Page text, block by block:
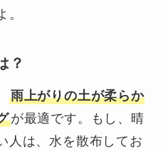
。
？
雨上がりの土が柔らか
が最適です。もし、晴
人は、水を散布してお